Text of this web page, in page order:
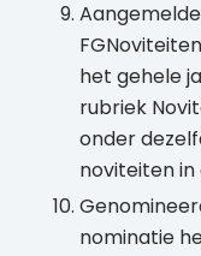
het gehele
rubriek
onder
noviteiten in
nominatie